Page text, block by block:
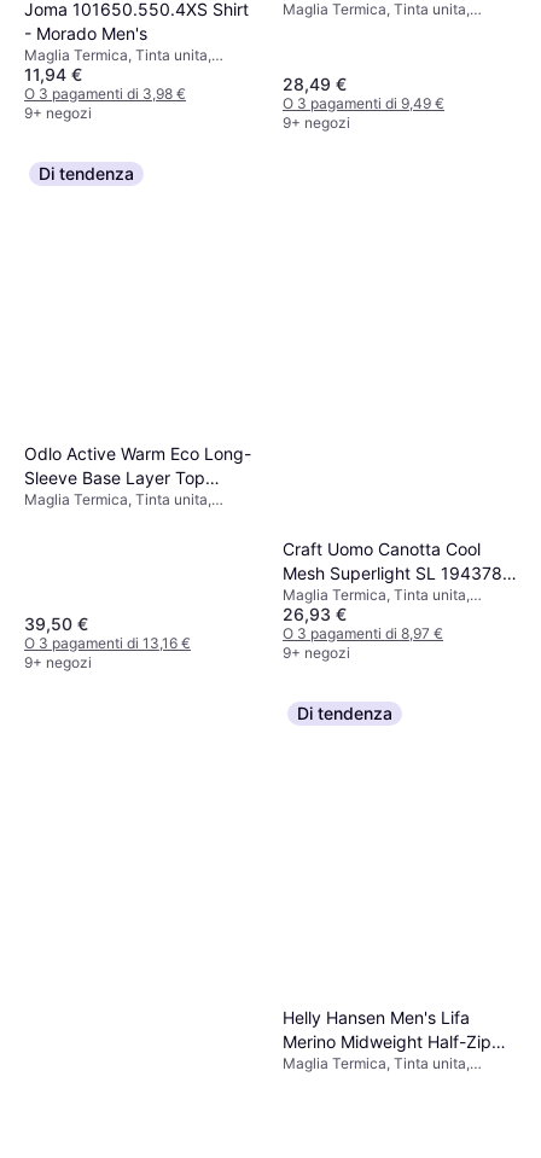
Joma 101650.550.4XS Shirt
- Morado Men's
Maglia Termica, Tinta unita,
Materiale: Poliestere
11,94 €
O 3 pagamenti di 3,98 €
9+ negozi
Maglia Termica, Tinta unita,
28,49 €
O 3 pagamenti di 9,49 €
9+ negozi
Di tendenza
Odlo Active Warm Eco Long-
Sleeve Base Layer Top
Women - Black
Maglia Termica, Tinta unita,
39,50 €
O 3 pagamenti di 13,16 €
9+ negozi
Craft Uomo Canotta Cool
Mesh Superlight SL 194378
White
Maglia Termica, Tinta unita,
Materiale:
Elastane/Lycra/Spandex, Rete,
Poliestere, Traspirante
26,93 €
O 3 pagamenti di 8,97 €
9+ negozi
Di tendenza
Helly Hansen Men's Lifa
Merino Midweight Half-Zip
Base Layer - Black
Maglia Termica, Tinta unita,